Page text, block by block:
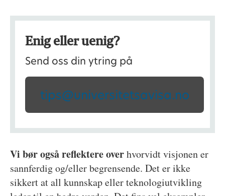
Enig eller uenig?
Send oss din ytring på
tips@universitetsavisa.no
Vi bør også reflektere overhvorvidt visjonen er
sannferdig og/eller begrensende. Det er ikke
sikkert at all kunnskap eller teknologiutvikling